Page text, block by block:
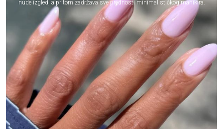
nude izgled, a pritom zadržava sve prednosti minimalističkog manikira.